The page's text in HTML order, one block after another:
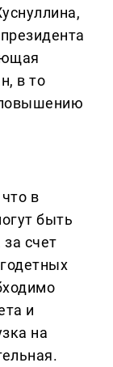
в то
в
быть
счет
и
на